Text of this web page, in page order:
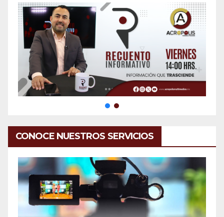
CONOCE NUESTROS SERVICIOS